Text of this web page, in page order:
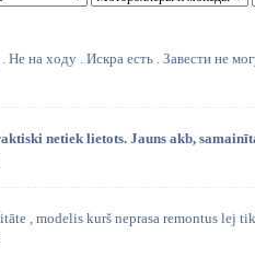
на ходу . Искра есть . Завести не
netiek lietots. Jauns akb,
, modelis kurš neprasa remontus lej